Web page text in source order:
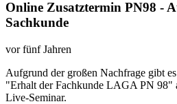
Online Zusatztermin PN98 -
Sachkunde
vor fünf Jahren
Aufgrund der großen Nachfrage gibt
"Erhalt der Fachkunde LAGA PN 98"
Live-Seminar.